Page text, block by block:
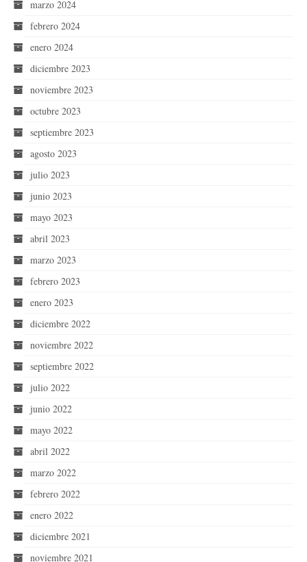
marzo 2024
febrero 2024
enero 2024
diciembre 2023
noviembre 2023
octubre 2023
septiembre 2023
agosto 2023
julio 2023
junio 2023
mayo 2023
abril 2023
marzo 2023
febrero 2023
enero 2023
diciembre 2022
noviembre 2022
septiembre 2022
julio 2022
junio 2022
mayo 2022
abril 2022
marzo 2022
febrero 2022
enero 2022
diciembre 2021
noviembre 2021